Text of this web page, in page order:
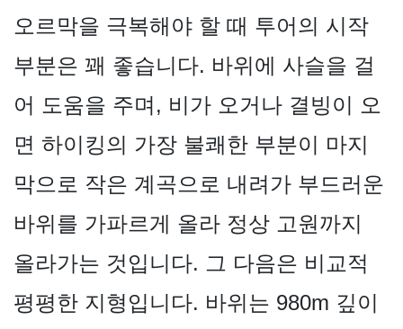
오르막을 극복해야 할 때 투어의 시작
부분은 꽤 좋습니다. 바위에 사슬을 걸
어 도움을 주며, 비가 오거나 결빙이 오
면 하이킹의 가장 불쾌한 부분이 마지
막으로 작은 계곡으로 내려가 부드러운
바위를 가파르게 올라 정상 고원까지
올라가는 것입니다. 그 다음은 비교적
평평한 지형입니다. 바위는 980m 깊이